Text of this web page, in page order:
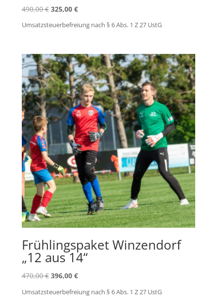
490,00€ Ursprünglicher
325,00 €Aktueller
ist:
Umsatzsteuerbefreiung nach § 6 Abs. 1 Z 27 UstG
Frühlingspaket Winzendorf
„12 aus 14“
470,00€ Ursprünglicher
396,00 €Aktueller
ist:
Umsatzsteuerbefreiung nach § 6 Abs. 1 Z 27 UstG